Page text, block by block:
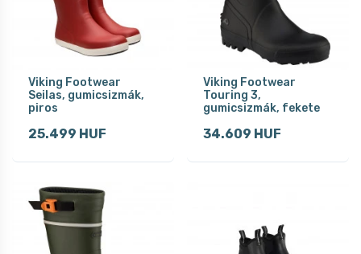
Viking Footwear
Seilas, gumicsizmák,
piros
25.499 HUF
Viking Footwear
Touring 3,
gumicsizmák, fekete
34.609 HUF